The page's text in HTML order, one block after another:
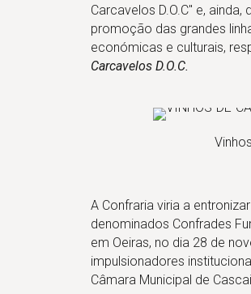
Carcavelos D.O.C" e,
promoção das grandes
económicas e culturais,
Carcavelos D.O.C.
A Confraria viria a
denominados Confrades
em Oeiras, no dia 28 de
impulsionadores
Câmara Municipal de